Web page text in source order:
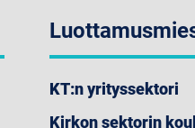
KT:n yrityssektori
Kirkon sektorin